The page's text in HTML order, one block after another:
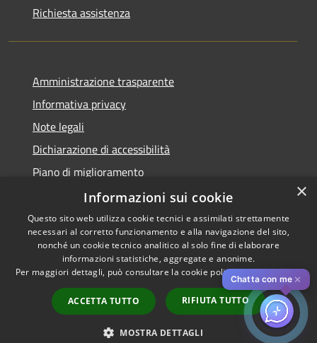
Richiesta assistenza
Amministrazione trasparente
Informativa privacy
Note legali
Dichiarazione di accessibilità
Piano di miglioramento
Accessibilità
Privacy
Mappa del sito
Obiettivi di accessibilità
Copyright © 2026 • Comune di
Cascina • Powered by
Municipium•Accesso
redazione
Chatta con me ✕
×
Informazioni sui cookie
Questo sito web utilizza cookie tecnici e assimilati strettamente
necessari al corretto funzionamento e alla navigazione del sito,
nonché un cookie tecnico analitico al solo fine di elaborare
informazioni statistiche, aggregate e anonime.
Per maggiori dettagli, può consultare la cookie policy al seguentelink
ACCETTA TUTTO RIFIUTA TUTTO
MOSTRA DETTAGLI